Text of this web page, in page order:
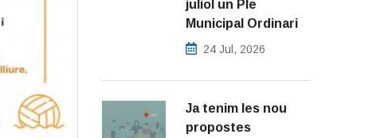
juliol un Ple
Municipal Ordinari
24 Jul, 2026
Ja tenim les nou
propostes